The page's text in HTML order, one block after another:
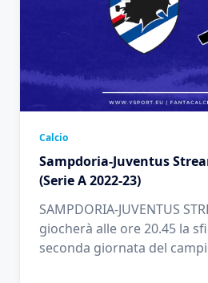
Calcio
Sampdoria-Juventus
(Serie A 2022-23)
SAMPDORIA-JUVENTUS
giocherà alle ore 20.45 la
seconda giornata del